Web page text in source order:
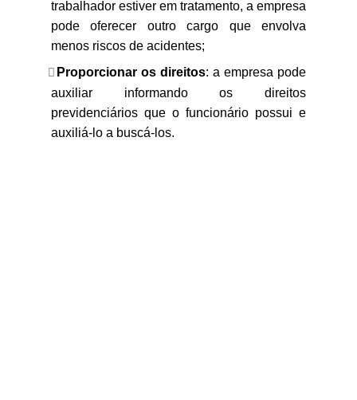
trabalhador estiver em tratamento, a empresa
pode oferecer outro cargo que envolva
menos riscos de acidentes;
Proporcionar os direitos: a empresa pode
auxiliar informando os direitos
previdenciários que o funcionário possui e
auxiliá-lo a buscá-los.